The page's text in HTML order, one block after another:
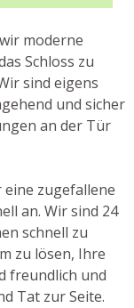
moderne
Schloss zu
sind eigens
und sicher
an der Tür
eine zugefallene
an. Wir sind 24
schnell zu
zu lösen, Ihre
freundlich und
Tat zur Seite.